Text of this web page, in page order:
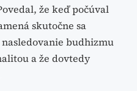
že keď počúval
skutočne sa
budhizmu
a že dovtedy